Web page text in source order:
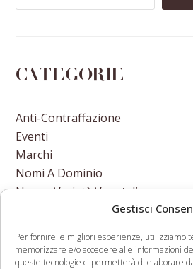
Gestisci
Per fornire le migliori esperienze, utilizziamo
memorizzare e/o accedere alle informazioni
queste tecnologie ci permetterà di elaborare
Categorie
Anti-Contraffazione
Eventi
Marchi
Nomi A Dominio
Nuove Varietà Vegetali